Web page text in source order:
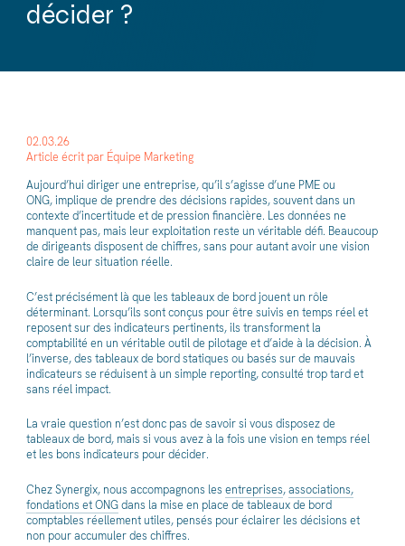
Technologie
décider ?
02.03.26
Article écrit par Équipe Marketing
Aujourd’hui diriger une entreprise, qu’il s’agisse d’une PME ou
ONG, implique de prendre des décisions rapides, souvent dans un
contexte d’incertitude et de pression financière. Les données ne
manquent pas, mais leur exploitation reste un véritable défi. Beaucoup
de dirigeants disposent de chiffres, sans pour autant avoir une vision
claire de leur situation réelle.
C’est précisément là que les tableaux de bord jouent un rôle
déterminant. Lorsqu’ils sont conçus pour être suivis en temps réel et
reposent sur des indicateurs pertinents, ils transforment la
comptabilité en un véritable outil de pilotage et d’aide à la décision. À
l’inverse, des tableaux de bord statiques ou basés sur de mauvais
indicateurs se réduisent à un simple reporting, consulté trop tard et
sans réel impact.
La vraie question n’est donc pas de savoir si vous disposez de
tableaux de bord, mais si vous avez à la fois une vision en temps réel
et les bons indicateurs pour décider.
Chez Synergix, nous accompagnons les entreprises,associations,
fondations et ONGdans la mise en place de tableaux de bord
comptables réellement utiles, pensés pour éclairer les décisions et
non pour accumuler des chiffres.